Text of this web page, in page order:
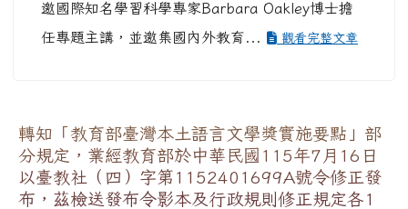
邀國際知名學習科學專家Barbara Oakley博士擔
任專題主講，並邀集國內外教育...
觀看完整文章
轉知「教育部臺灣本土語言文學獎實施要點」部
分規定，業經教育部於中華民國115年7月16日
以臺教社（四）字第1152401699A號令修正發
布，茲檢送發布令影本及行政規則修正規定各1